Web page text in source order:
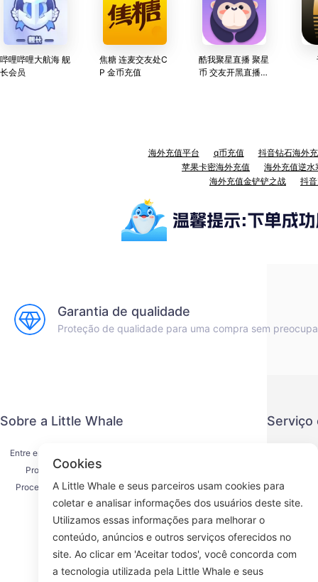
哔哩哔哩大航海 舰
长会员
焦糖 连麦交友处C
P 金币充值
酷我聚星直播 聚星
币 交友开黑直播聊
海外充值平台 q币充值
抖音钻石海外
苹果卡密海外充值
海外充值逆水
海外充值金铲铲之战
抖
Garantia de qualidade
Proteção de qualidade para uma compra sem
Sobre a Little Whale
Entre em contato conosco
Processo de envio
Processo de reembolso
Sobre nós
Serviço
Acordo
Cookies
A Little Whale e seus parceiros usam cookies para
coletar e analisar informações dos usuários deste site.
Utilizamos essas informações para melhorar o
conteúdo, anúncios e outros serviços oferecidos no
site. Ao clicar em 'Aceitar todos', você concorda com
a tecnologia utilizada pela Little Whale e seus